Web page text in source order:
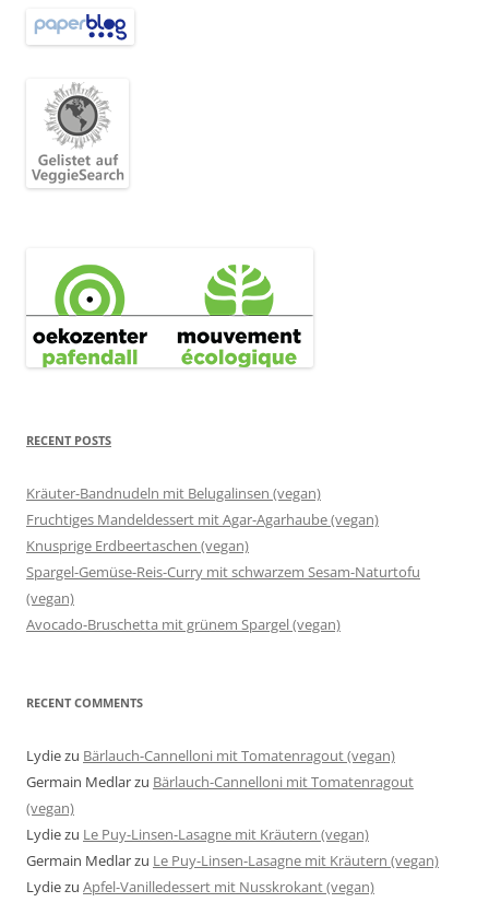
RECENT POSTS
Kräuter-Bandnudeln mit Belugalinsen (vegan)
Fruchtiges Mandeldessert mit Agar-Agarhaube (vegan)
Knusprige Erdbeertaschen (vegan)
Spargel-Gemüse-Reis-Curry mit schwarzem Sesam-Naturtofu
(vegan)
Avocado-Bruschetta mit grünem Spargel (vegan)
RECENT COMMENTS
Lydiezu Bärlauch-Cannelloni mit Tomatenragout (vegan)
Germain Medlarzu Bärlauch-Cannelloni mit Tomatenragout
(vegan)
Lydiezu Le Puy-Linsen-Lasagne mit Kräutern (vegan)
Germain Medlarzu Le Puy-Linsen-Lasagne mit Kräutern (vegan)
Lydiezu Apfel-Vanilledessert mit Nusskrokant (vegan)